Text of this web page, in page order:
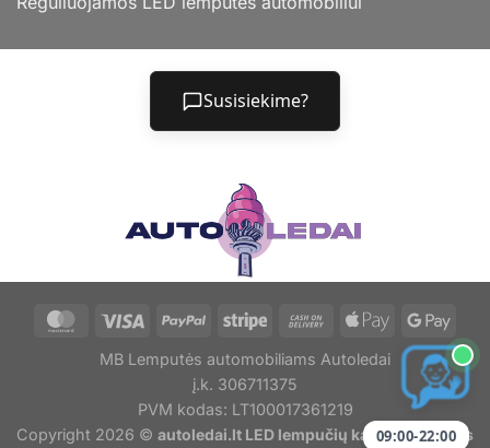
Susisiekime?
MB Lemputės automobiliams Autoledai
į.k. 306711375
PVM kodas: LT100017361219
Copyright 2026 © autoledai.lt LED lempučių kainų ir kokybės
09:00-22:00